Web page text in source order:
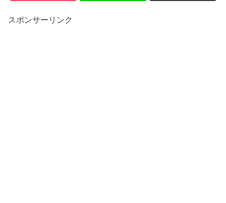
スポンサーリンク